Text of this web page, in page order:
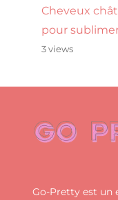
Cheveux
pour
3 views
Go-Pretty est un